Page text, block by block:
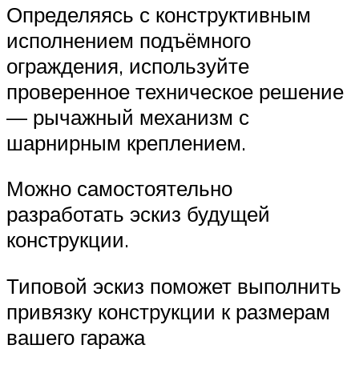
Определяясь с конструктивным
исполнением подъёмного
ограждения, используйте
проверенное техническое решение
— рычажный механизм с
шарнирным креплением.
Можно самостоятельно
разработать эскиз будущей
конструкции.
Типовой эскиз поможет выполнить
привязку конструкции к размерам
вашего гаража